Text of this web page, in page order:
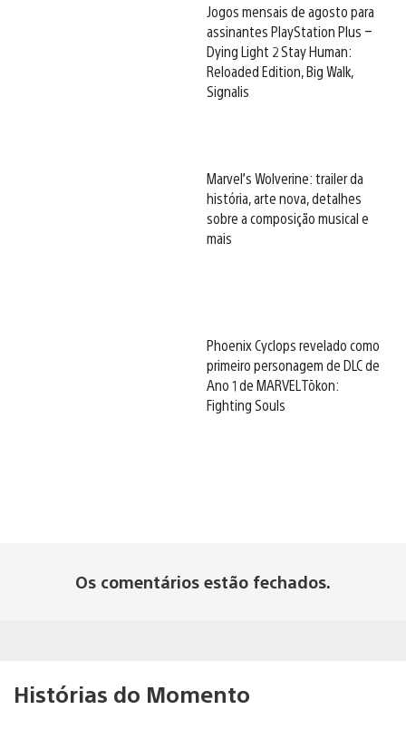
Jogos mensais de agosto para
assinantes PlayStation Plus –
Dying Light 2 Stay Human:
Reloaded Edition, Big Walk,
Signalis
Marvel’s Wolverine: trailer da
história, arte nova, detalhes
sobre a composição musical e
mais
Phoenix Cyclops revelado como
primeiro personagem de DLC de
Ano 1 de MARVEL Tōkon:
Fighting Souls
Os comentários estão fechados.
Histórias do Momento